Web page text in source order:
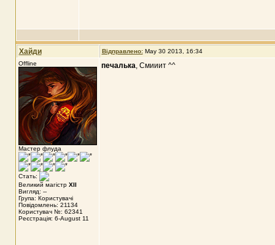
Хайди Відправлено: May 30 2013, 16:34
Offline
Мастер флуда
Стать:
Великий магістр XII
Вигляд: --
Група: Користувачі
Повідомлень: 21134
Користувач №: 62341
Реєстрація: 6-August 11
печалька, Смииит ^^